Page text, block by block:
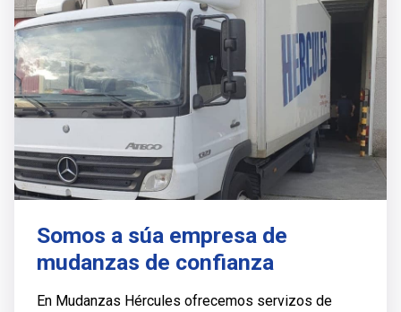
Somos a súa empresa de
mudanzas de confianza
En Mudanzas Hércules ofrecemos servizos de